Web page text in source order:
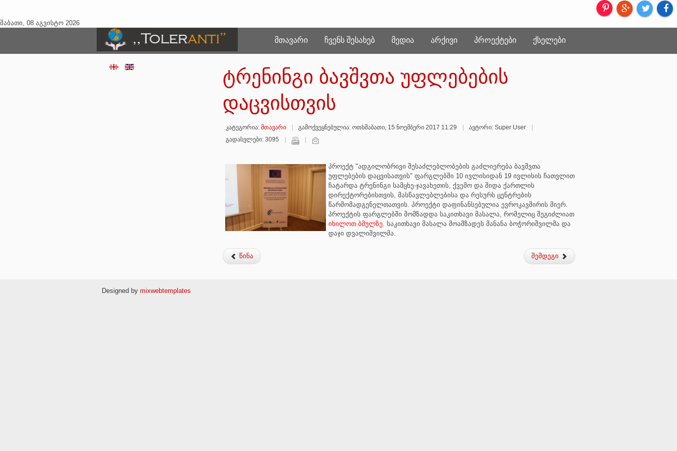
შაბათი, 08 აგვისტო 2026
ᲛᲗᲐᲕᲐᲠᲘ ᲩᲕᲔᲜᲡ ᲨᲔᲡᲐᲮᲔᲑ ᲛᲔᲓᲘᲐ ᲐᲠᲥᲘᲕᲘ ᲞᲠᲝᲔᲥᲢᲔᲑᲘ ᲥᲡᲔᲚᲔᲑᲘ
ტრენინგი ბავშვთა უფლებების
დაცვისთვის
კატეგორია: მთავარი გამოქვეყნებულია: ოთხშაბათი, 15 ნოემბერი 2017 11:29
ავტორი: Super User
გადასვლები: 3095
პროექტ "ადგილობრივი შესაძლებლობების გაძლიერება ბავშვთა
უფლებების დაცვისათვის" ფარგლებში 10 ივლისიდან 19 ივლისის ჩათვლით
ჩატარდა ტრენინგი სამცხე-ჯავახეთის, ქვემო და შიდა ქართლის
დირექტორებისთვის, მასწავლებლებისა და რესურს ცენტრების
წარმომადგენელთათვის. პროექტი დაფინანსებულია ევროკავშირის მიერ.
პროექტის ფარგლებში მომზადდა საკითხავი მასალა, რომელიც შეგიძლიათ
იხილოთ ბმულზე. საკითხავი მასალა მოამზადეს მანანა ბოჭორიშვილმა და
დაჯი დვალიშვილმა.
წინა შემდეგი
Designed by mixwebtemplates